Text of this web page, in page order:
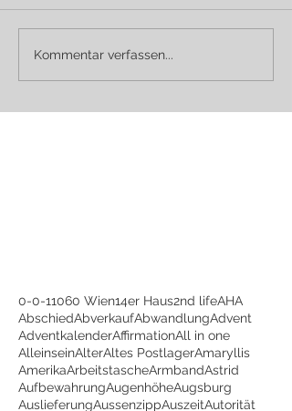
Kommentar verfassen...
0-0-11060 Wien14er Haus2nd lifeAHA
AbschiedAbverkaufAbwandlungAdvent
AdventkalenderAffirmationAll in one
AlleinseinAlterAltes PostlagerAmaryllis
AmerikaArbeitstascheArmbandAstrid
AufbewahrungAugenhöheAugsburg
AuslieferungAussenzippAuszeitAutorität